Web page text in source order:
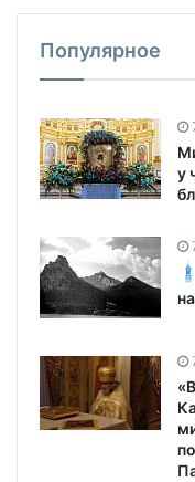
Популярное
у